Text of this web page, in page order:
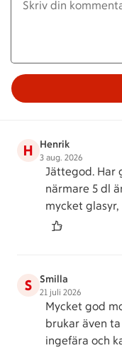
H Henrik
3 aug. 2026
Jättegod. Har
närmare 5 dl
mycket
S Smilla
21 juli 2026
Mycket god
brukar även
ingefära och